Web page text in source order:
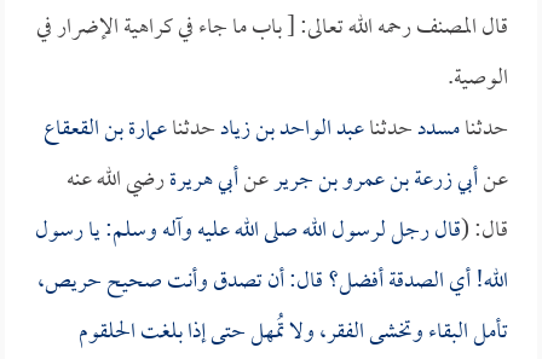
قال المصنف رحمه الله تعالى: [ باب ما جاء في كراهية الإضرار في
الوصية.
حدثنامسددحدثناعبد الواحد بن زيادحدثناعمارة بن القعقاع
عنأبي زرعة بن عمرو بن جريرعنأبي هريرةرضي الله عنه
قال: (قال رجل لرسول الله صلى الله عليه وآله وسلم: يا رسول
الله! أي الصدقة أفضل؟ قال: أن تصدق وأنت صحيح حريص،
تأمل البقاء وتخشى الفقر، ولا تُمهل حتى إذا بلغت الحلقوم